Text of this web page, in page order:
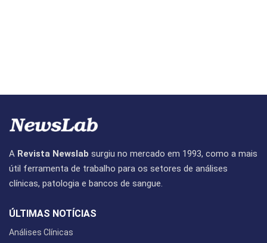
A Revista Newslab surgiu no mercado em 1993, como a mais
útil ferramenta de trabalho para os setores de análises
clínicas, patologia e bancos de sangue.
ÚLTIMAS NOTÍCIAS
Análises Clínicas